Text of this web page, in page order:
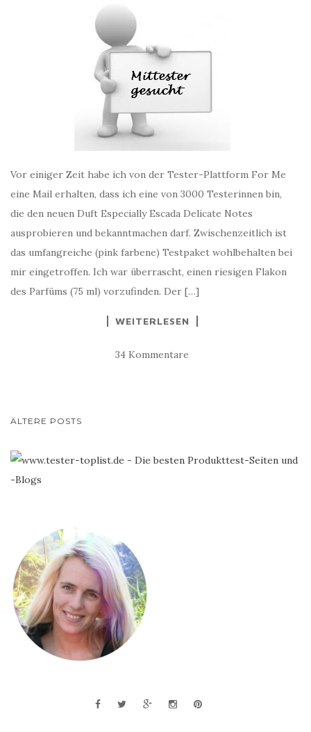
Vor einiger Zeit habe ich von der Tester-Plattform For Me
eine Mail erhalten, dass ich eine von 3000 Testerinnen bin,
die den neuen Duft Especially Escada Delicate Notes
ausprobieren und bekanntmachen darf. Zwischenzeitlich ist
das umfangreiche (pink farbene) Testpaket wohlbehalten bei
mir eingetroffen. Ich war überrascht, einen riesigen Flakon
des Parfüms (75 ml) vorzufinden. Der […]
WEITERLESEN
34 Kommentare
BEITRAGS-
ÄLTERE POSTS